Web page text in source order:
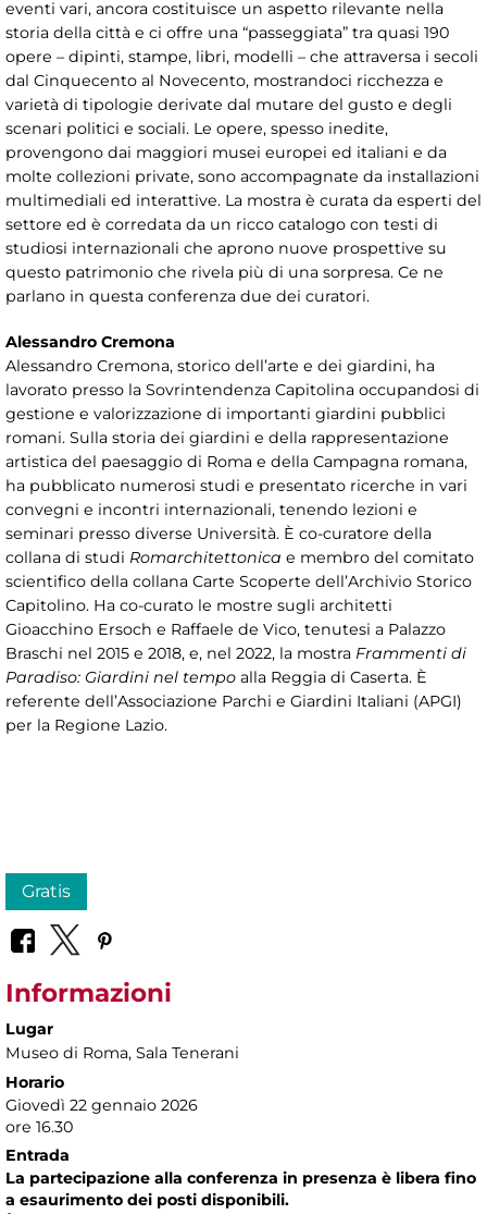
eventi vari, ancora costituisce un aspetto rilevante nella
storia della città e ci offre una “passeggiata” tra quasi 190
opere – dipinti, stampe, libri, modelli – che attraversa i secoli
dal Cinquecento al Novecento, mostrandoci ricchezza e
varietà di tipologie derivate dal mutare del gusto e degli
scenari politici e sociali. Le opere, spesso inedite,
provengono dai maggiori musei europei ed italiani e da
molte collezioni private, sono accompagnate da installazioni
multimediali ed interattive. La mostra è curata da esperti del
settore ed è corredata da un ricco catalogo con testi di
studiosi internazionali che aprono nuove prospettive su
questo patrimonio che rivela più di una sorpresa. Ce ne
parlano in questa conferenza due dei curatori.
Alessandro Cremona
Alessandro Cremona, storico dell’arte e dei giardini, ha
lavorato presso la Sovrintendenza Capitolina occupandosi di
gestione e valorizzazione di importanti giardini pubblici
romani. Sulla storia dei giardini e della rappresentazione
artistica del paesaggio di Roma e della Campagna romana,
ha pubblicato numerosi studi e presentato ricerche in vari
convegni e incontri internazionali, tenendo lezioni e
seminari presso diverse Università. È co-curatore della
collana di studi Romarchitettonica e membro del comitato
scientifico della collana Carte Scoperte dell’Archivio Storico
Capitolino. Ha co-curato le mostre sugli architetti
Gioacchino Ersoch e Raffaele de Vico, tenutesi a Palazzo
Braschi nel 2015 e 2018, e, nel 2022, la mostra Frammenti di
Paradiso: Giardini nel tempo alla Reggia di Caserta. È
referente dell’Associazione Parchi e Giardini Italiani (APGI)
per la Regione Lazio.
Gratis
Informazioni
Lugar
Museo di Roma, Sala Tenerani
Horario
Giovedì 22 gennaio 2026
ore 16.30
Entrada
La partecipazione alla conferenza in presenza è libera fino
a esaurimento dei posti disponibili.